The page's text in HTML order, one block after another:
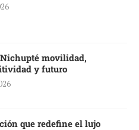
movilidad,
y futuro
que redefine el lujo